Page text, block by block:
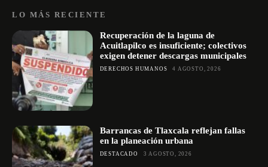
LO MÁS RECIENTE
Recuperación de la laguna de
Acuitlapilco es insuficiente; colectivos
exigen detener descargas municipales
DERECHOS HUMANOS 4 AGOSTO, 2026
Barrancas de Tlaxcala reflejan fallas
en la planeación urbana
DESTACADO 3 AGOSTO, 2026